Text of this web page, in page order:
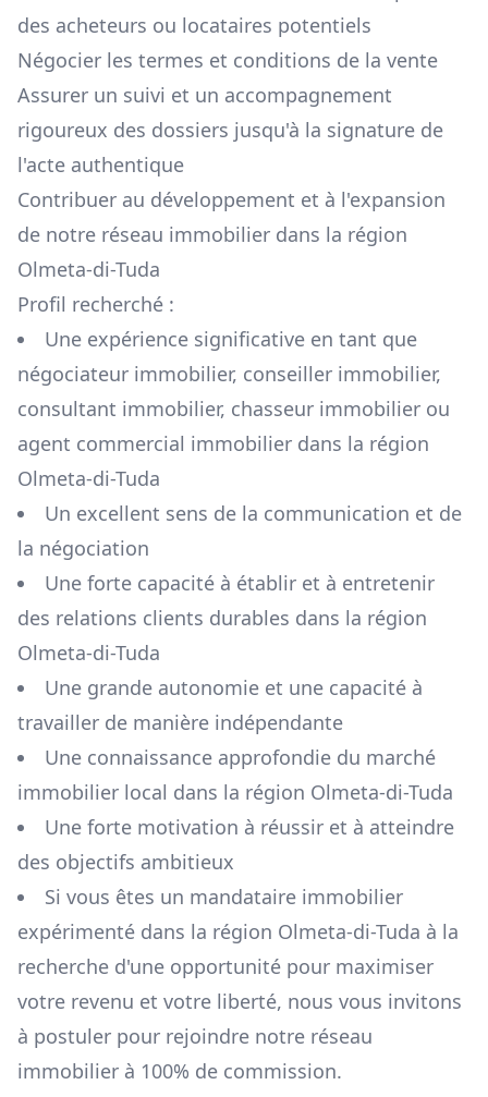
des acheteurs ou locataires potentiels
Négocier les termes et conditions de la vente
Assurer un suivi et un accompagnement
rigoureux des dossiers jusqu'à la signature de
l'acte authentique
Contribuer au développement et à l'expansion
de notre réseau immobilier dans la région
Olmeta-di-Tuda
Profil recherché :
Une expérience significative en tant que
négociateur immobilier, conseiller immobilier,
consultant immobilier, chasseur immobilier ou
agent commercial immobilier dans la région
Olmeta-di-Tuda
Un excellent sens de la communication et de
la négociation
Une forte capacité à établir et à entretenir
des relations clients durables dans la région
Olmeta-di-Tuda
Une grande autonomie et une capacité à
travailler de manière indépendante
Une connaissance approfondie du marché
immobilier local dans la région Olmeta-di-Tuda
Une forte motivation à réussir et à atteindre
des objectifs ambitieux
Si vous êtes un mandataire immobilier
expérimenté dans la région Olmeta-di-Tuda à la
recherche d'une opportunité pour maximiser
votre revenu et votre liberté, nous vous invitons
à postuler pour rejoindre notre réseau
immobilier à 100% de commission.